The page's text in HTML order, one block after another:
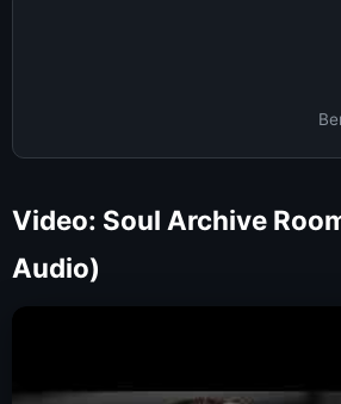
Video: Soul Archive
Audio)